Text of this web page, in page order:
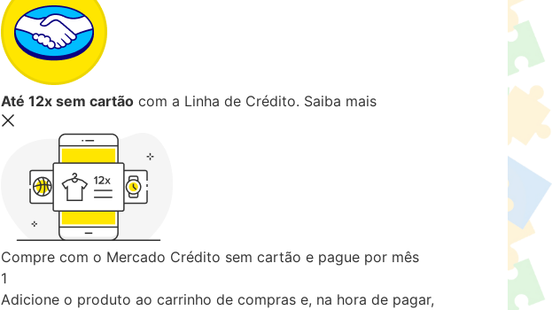
Até 12x sem cartão com a Linha de Crédito. Saiba mais
Compre com o Mercado Crédito sem cartão e pague por mês
1
Adicione o produto ao carrinho de compras e, na hora de pagar,